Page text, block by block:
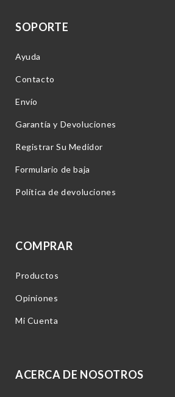
SOPORTE
Ayuda
Contacto
Envío
Garantía y Devoluciones
Registrar Su Medidor
Formulario de baja
Política de devoluciones
COMPRAR
Productos
Opiniones
Mi Cuenta
ACERCA DE NOSOTROS